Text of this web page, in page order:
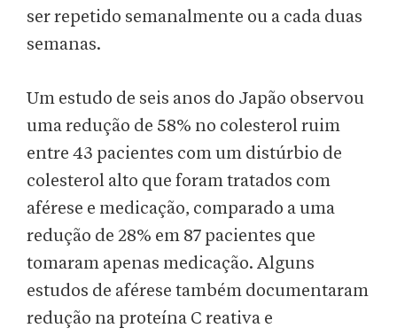
ser repetido semanalmente ou a cada duas
semanas.
Um estudo de seis anos do Japão observou
uma redução de 58% no colesterol ruim
entre 43 pacientes com um distúrbio de
colesterol alto que foram tratados com
aférese e medicação, comparado a uma
redução de 28% em 87 pacientes que
tomaram apenas medicação. Alguns
estudos de aférese também documentaram
redução na proteína C reativa e